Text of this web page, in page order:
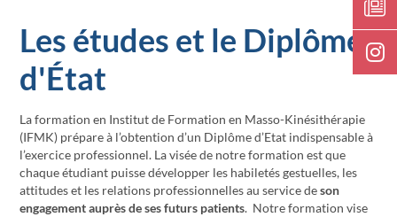
Les études et le Diplôme
d'État
La formation en Institut de Formation en Masso-Kinésithérapie
(IFMK) prépare à l’obtention d’un Diplôme d’Etat indispensable à
l’exercice professionnel. La visée de notre formation est que
chaque étudiant puisse développer les habiletés gestuelles, les
attitudes et les relations professionnelles au service deson
engagement auprès de ses futurs patients. Notre formation vise